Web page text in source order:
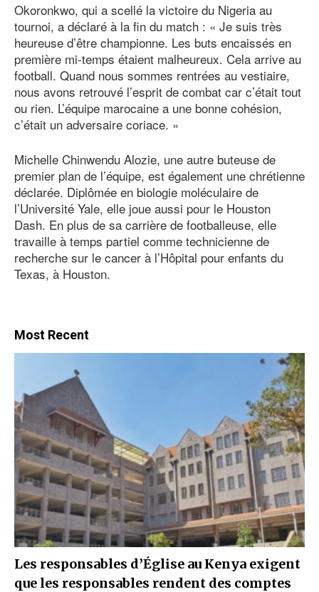
Okoronkwo, qui a scellé la victoire du Nigeria au
tournoi, a déclaré à la fin du match : « Je suis très
heureuse d’être championne. Les buts encaissés en
première mi-temps étaient malheureux. Cela arrive au
football. Quand nous sommes rentrées au vestiaire,
nous avons retrouvé l’esprit de combat car c’était tout
ou rien. L’équipe marocaine a une bonne cohésion,
c’était un adversaire coriace. »
Michelle Chinwendu Alozie, une autre buteuse de
premier plan de l’équipe, est également une chrétienne
déclarée. Diplômée en biologie moléculaire de
l’Université Yale, elle joue aussi pour le Houston
Dash. En plus de sa carrière de footballeuse, elle
travaille à temps partiel comme technicienne de
recherche sur le cancer à l’Hôpital pour enfants du
Texas, à Houston.
Most Recent
Les responsables d’Église au Kenya exigent
que les responsables rendent des comptes